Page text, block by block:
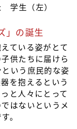
学生（左）
」の誕生
ている姿がとて
供たちに届けら
いう庶民的な姿
を抱えるという
と人々にとって
はないというメ
。